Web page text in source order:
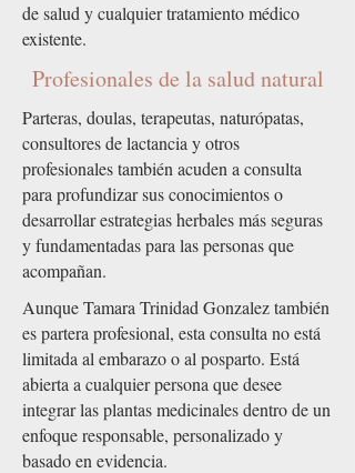
de salud y cualquier tratamiento médico
existente.
Profesionales de la salud natural
Parteras, doulas, terapeutas, naturópatas,
consultores de lactancia y otros
profesionales también acuden a consulta
para profundizar sus conocimientos o
desarrollar estrategias herbales más seguras
y fundamentadas para las personas que
acompañan.
Aunque Tamara Trinidad Gonzalez también
es partera profesional, esta consulta no está
limitada al embarazo o al posparto. Está
abierta a cualquier persona que desee
integrar las plantas medicinales dentro de un
enfoque responsable, personalizado y
basado en evidencia.